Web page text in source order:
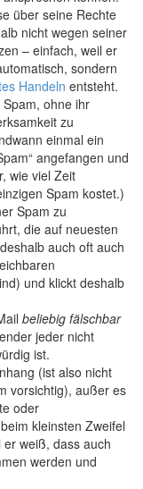
über seine Rechte
nicht wegen seiner
– einfach, weil er
sondern
Handeln entsteht.
ohne ihr
zu
einmal ein
angefangen und
wie viel Zeit
Spam kostet.)
Spam zu
die auf neuesten
auch oft auch
und klickt deshalb
beliebig fälschbar
jeder nicht
ist.
(ist also nicht
vorsichtig), außer es
oder
kleinsten Zweifel
er weiß, dass auch
werden und